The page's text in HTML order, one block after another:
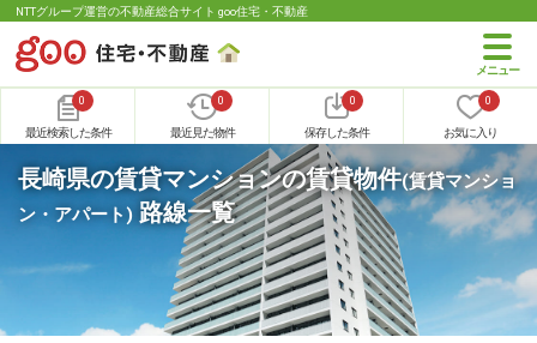
NTTグループ運営の不動産総合サイト goo住宅・不動産
0
最近検索した条件
0
最近見た物件
0
保存した条件
0
お気に入り
長崎県の賃貸マンションの賃貸物件(賃貸マンショ
ン・アパート) 路線一覧